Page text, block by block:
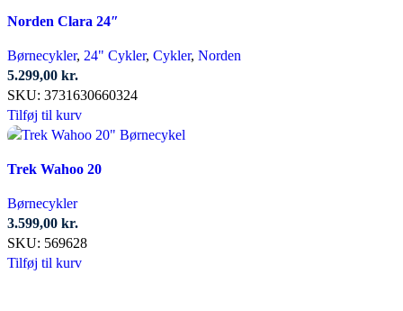
Norden Clara 24″
Børnecykler, 24" Cykler, Cykler, Norden
5.299,00 kr.
SKU: 3731630660324
Tilføj til kurv
Trek Wahoo 20
Børnecykler
3.599,00 kr.
SKU: 569628
Tilføj til kurv